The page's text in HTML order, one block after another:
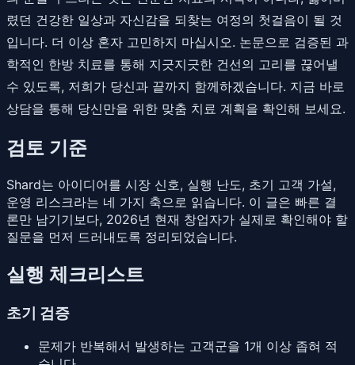
렸던 건강한 일상과 자신감을 되찾는 여정의 첫걸음이 될 것
입니다. 더 이상 혼자 고민하지 마십시오. 논문으로 검증된 과
학적인 한방 치료를 통해 지긋지긋한 건선의 고리를 끊어낼
수 있도록, 저희가 당신과 끝까지 함께하겠습니다. 지금 바로
상담을 통해 당신만을 위한 맞춤 치료 계획을 확인해 보세요.
검토 기준
Shard는 아이디어를 시장 신호, 실행 난도, 초기 고객 가설,
운영 리스크라는 네 가지 축으로 읽습니다. 이 글은 빠른 결
론만 남기기보다, 2026년 현재 창업자가 실제로 확인해야 할
질문을 먼저 드러내도록 정리되었습니다.
실행 체크리스트
초기 검증
문제가 반복해서 발생하는 고객군을 1개 이상 좁혀 적